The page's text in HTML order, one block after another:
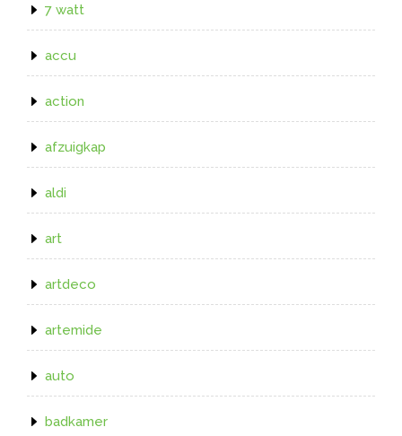
7 watt
accu
action
afzuigkap
aldi
art
artdeco
artemide
auto
badkamer